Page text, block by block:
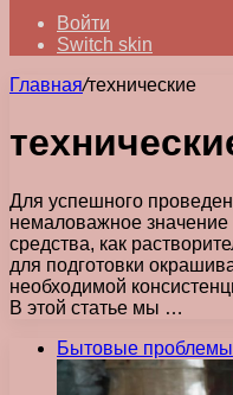
Войти
Switch skin
Главная/технические
Для успешного
немаловажное
средства, как
для подготовки
необходимой
В этой статье мы …
Бытовые проблемы